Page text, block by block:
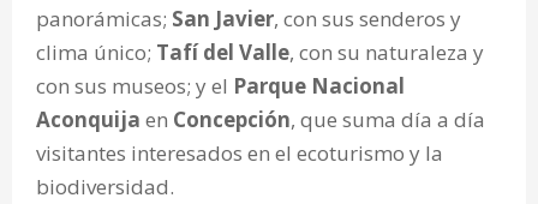
panorámicas; San Javier, con sus senderos y
clima único; Tafí del Valle, con su naturaleza y
con sus museos; y el Parque Nacional
Aconquija en Concepción, que suma día a día
visitantes interesados en el ecoturismo y la
biodiversidad.